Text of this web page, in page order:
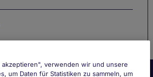
akzeptieren", verwenden wir und unsere
um Daten für Statistiken zu sammeln, um